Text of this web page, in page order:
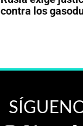
contra los